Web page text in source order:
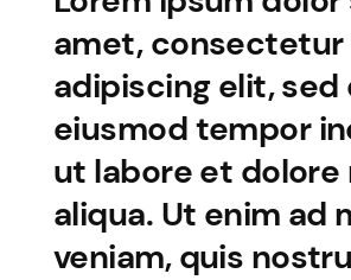
amet, consectetur
adipiscing elit, sed
eiusmod tempor
ut labore et dolore
aliqua. Ut enim ad
veniam, quis